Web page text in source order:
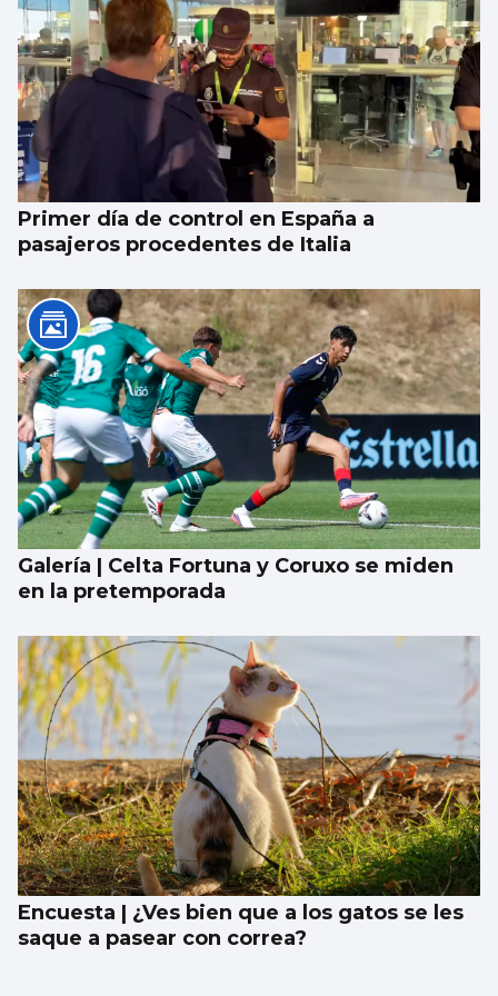
Xanma Louro, de The Rapants: “Sempre foi
complicado dicir que tocamos. Somos un
guiso, abertos a todo”
Primer día de control en España a
pasajeros procedentes de Italia
Galería | Celta Fortuna y Coruxo se miden
en la pretemporada
Encuesta | ¿Ves bien que a los gatos se les
saque a pasear con correa?